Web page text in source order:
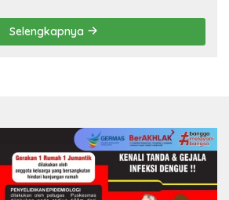
Selengkapnya